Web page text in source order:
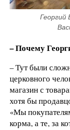
Георгий
– Почему
– Тут были
церковного
магазин с
хотя бы
«Мы
корма, а те, за